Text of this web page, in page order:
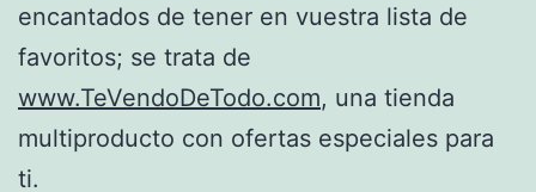
encantados de tener en vuestra lista de
favoritos; se trata de
www.TeVendoDeTodo.com, una tienda
multiproducto con ofertas especiales para
ti.